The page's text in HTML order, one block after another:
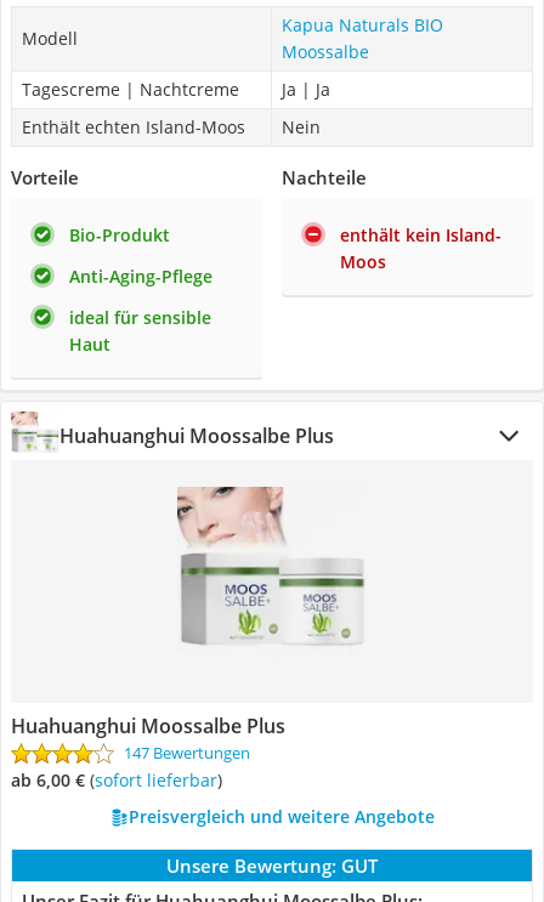
Modell
Kapua Naturals BIO
Moossalbe
Tagescreme | Nachtcreme
Ja | Ja
Enthält echten Island-Moos
Nein
Vorteile
Bio-Produkt
Anti-Aging-Pflege
ideal für sensible
Haut
Nachteile
enthält kein Island-
Moos
Huahuanghui Moossalbe Plus
Huahuanghui Moossalbe Plus
147 Bewertungen
ab 6,00 € ( Sofort lieferbar)
Preisvergleich und weitere Angebote
Unsere Bewertung: GUT